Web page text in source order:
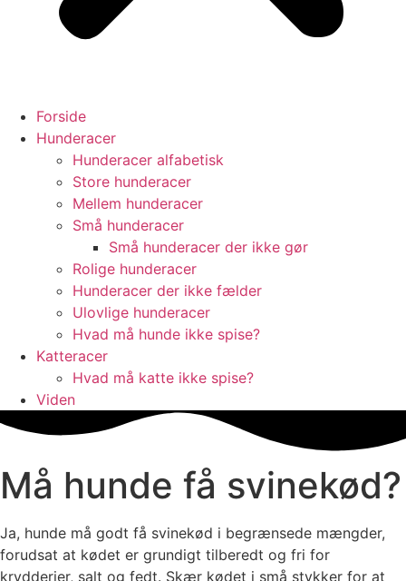
Forside
Hunderacer
Hunderacer alfabetisk
Store hunderacer
Mellem hunderacer
Små hunderacer
Små hunderacer der ikke gør
Rolige hunderacer
Hunderacer der ikke fælder
Ulovlige hunderacer
Hvad må hunde ikke spise?
Katteracer
Hvad må katte ikke spise?
Viden
Må hunde få svinekød?
Ja, hunde må godt få svinekød i begrænsede mængder,
forudsat at kødet er grundigt tilberedt og fri for
krydderier, salt og fedt. Skær kødet i små stykker for at